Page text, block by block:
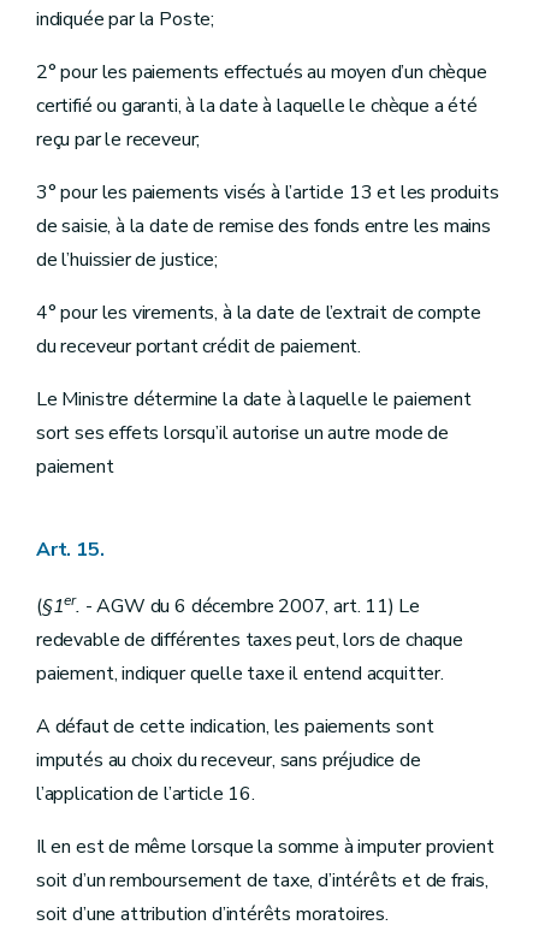
indiquée par la Poste;
2° pour les paiements effectués au moyen d’un chèque
certifié ou garanti, à la date à laquelle le chèque a été
reçu par le receveur;
3° pour les paiements visés à l’article 13 et les produits
de saisie, à la date de remise des fonds entre les mains
de l’huissier de justice;
4° pour les virements, à la date de l’extrait de compte
du receveur portant crédit de paiement.
Le Ministre détermine la date à laquelle le paiement
sort ses effets lorsqu’il autorise un autre mode de
paiement
Art. 15.
(§1er. - AGW du 6 décembre 2007, art. 11) Le
redevable de différentes taxes peut, lors de chaque
paiement, indiquer quelle taxe il entend acquitter.
A défaut de cette indication, les paiements sont
imputés au choix du receveur, sans préjudice de
l’application de l’article 16.
Il en est de même lorsque la somme à imputer provient
soit d’un remboursement de taxe, d’intérêts et de frais,
soit d’une attribution d’intérêts moratoires.